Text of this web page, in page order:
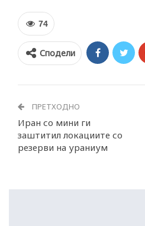
74
Сподели
ПРЕТХОДНО
Иран со мини ги
заштитил локациите со
резерви на ураниум